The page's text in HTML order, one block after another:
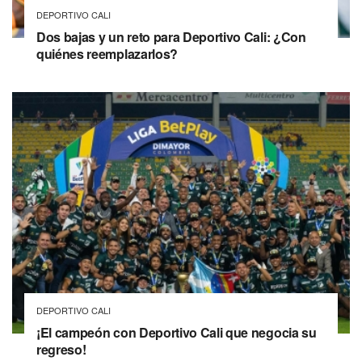
DEPORTIVO CALI
Dos bajas y un reto para Deportivo Cali: ¿Con
quiénes reemplazarlos?
DEPORTIVO CALI
¡El campeón con Deportivo Cali que negocia su
regreso!